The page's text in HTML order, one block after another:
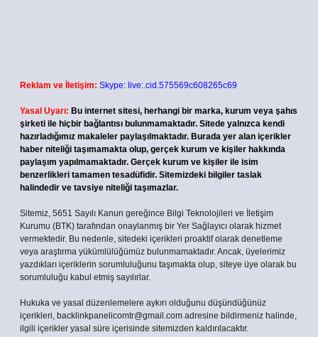
Reklam ve İletişim: Skype: live:.cid.575569c608265c69
Yasal Uyarı: Bu internet sitesi, herhangi bir marka, kurum veya şahıs
şirketi ile hiçbir bağlantısı bulunmamaktadır. Sitede yalnızca kendi
hazırladığımız makaleler paylaşılmaktadır. Burada yer alan içerikler
haber niteliği taşımamakta olup, gerçek kurum ve kişiler hakkında
paylaşım yapılmamaktadır. Gerçek kurum ve kişiler ile isim
benzerlikleri tamamen tesadüfidir. Sitemizdeki bilgiler taslak
halindedir ve tavsiye niteliği taşımazlar.
Sitemiz, 5651 Sayılı Kanun gereğince Bilgi Teknolojileri ve İletişim
Kurumu (BTK) tarafından onaylanmış bir Yer Sağlayıcı olarak hizmet
vermektedir. Bu nedenle, sitedeki içerikleri proaktif olarak denetleme
veya araştırma yükümlülüğümüz bulunmamaktadır. Ancak, üyelerimiz
yazdıkları içeriklerin sorumluluğunu taşımakta olup, siteye üye olarak bu
sorumluluğu kabul etmiş sayılırlar.
Hukuka ve yasal düzenlemelere aykırı olduğunu düşündüğünüz
içerikleri, backlinkpanelicomtr@gmail.com adresine bildirmeniz halinde,
ilgili içerikler yasal süre içerisinde sitemizden kaldırılacaktır.